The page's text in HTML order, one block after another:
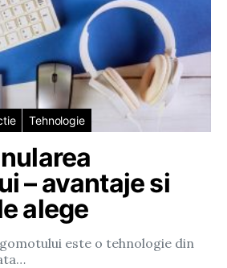
Tehnologie
– avantaje si
alege
este o tehnologie din